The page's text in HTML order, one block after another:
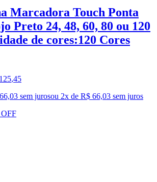
Marcadora Touch Ponta
Preto 24, 48, 60, 80 ou 120
de cores:120 Cores
125,45
sem jurosou 2x de R$ 66,03 sem juros